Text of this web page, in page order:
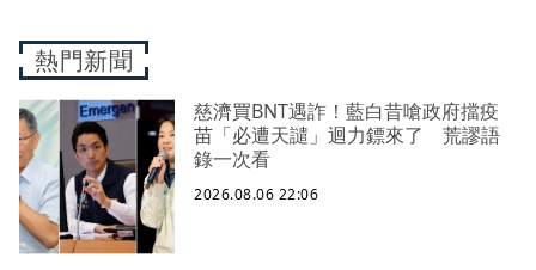
熱門新聞
慈濟買BNT遇詐！藍白昔嗆政府擋疫
苗「必遭天譴」迴力鏢來了 荒謬語
錄一次看
2026.08.06 22:06